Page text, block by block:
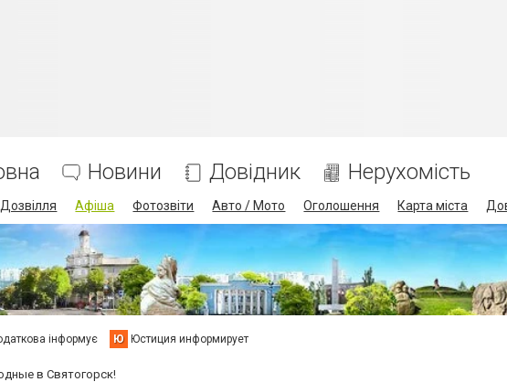
Новини Довідник Нерухомість
Дозвілля Афіша Фотозвіти Авто / Мото Оголошення Карта міста
інформує Ю Юстиция информирует
в Святогорск!